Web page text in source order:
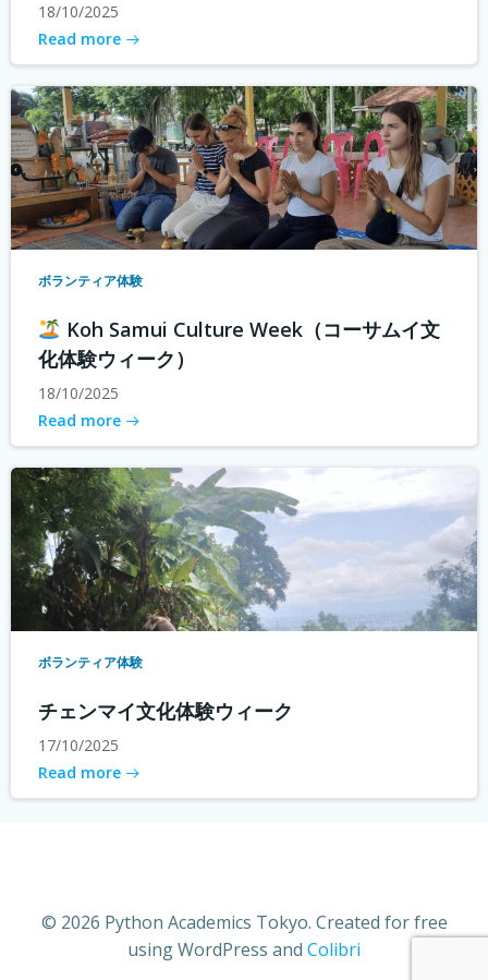
18/10/2025
Read more
ボランティア体験
Koh Samui Culture Week（コーサムイ文
化体験ウィーク）
18/10/2025
Read more
ボランティア体験
チェンマイ文化体験ウィーク
17/10/2025
Read more
© 2026 Python Academics Tokyo. Created for free
using WordPress and Colibri